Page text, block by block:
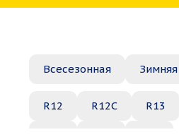
Всесезонная Зимняя
R12 R12C R13